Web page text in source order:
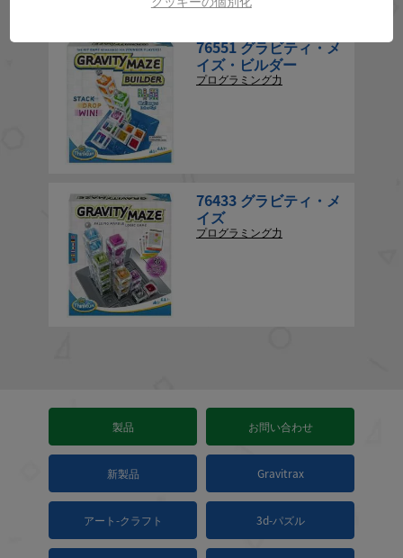
76551 グラビティ・メ
イズ・ビルダー
プログラミング力
76433 グラビティ・メ
イズ
プログラミング力
製品 お問い合わせ
新製品 Gravitrax
アート-クラフト 3d-パズル